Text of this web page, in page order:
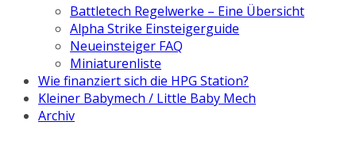
Battletech Regelwerke – Eine Übersicht
Alpha Strike Einsteigerguide
Neueinsteiger FAQ
Miniaturenliste
Wie finanziert sich die HPG Station?
Kleiner Babymech / Little Baby Mech
Archiv